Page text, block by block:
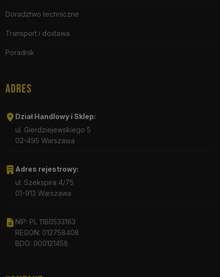
Doradztwo techniczne
Transport i dostawa
Poradnik
ADRES
Dział Handlowy i Sklep:
ul. Gierdziejewskiego 5
02-495 Warszawa
Adres rejestrowy:
ul. Szekspira 4/75
01-913 Warszawa
NIP: PL 1180533163
REGON: 012758408
BDO: 000121458